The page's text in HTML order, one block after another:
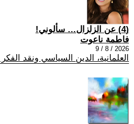
(4) عن الزلزال… سألوني!
فاطمة ناعوت
2026 / 8 / 9
العلمانية، الدين السياسي ونقد الفكر